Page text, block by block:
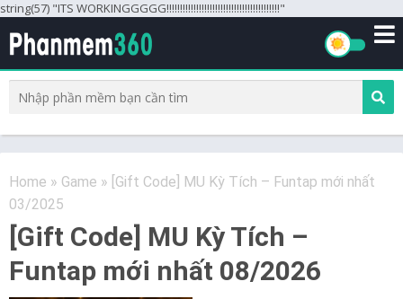
string(57) "ITS WORKINGGGGG!!!!!!!!!!!!!!!!!!!!!!!!!!!!!!!!!!!!!!!!!!"
Home » Game » [Gift Code] MU Kỳ Tích – Funtap mới nhất
03/2025
[Gift Code] MU Kỳ Tích –
Funtap mới nhất 08/2026